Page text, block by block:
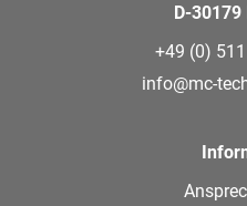
D-30179
+49 (0)
info@mc-